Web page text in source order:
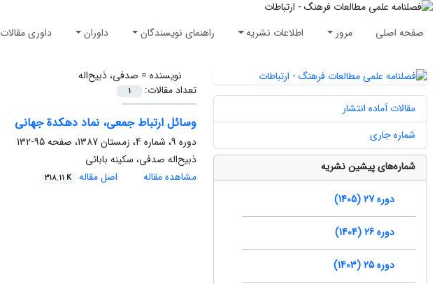
صفحه اصلی مرور اطلاعات نشریه راهنمای نویسندگان داوران داوری مقالات
نویسنده = صدفی، ذبیح‌اله
تعداد مقالات:
1
وسائل ارتباط جمعی، نماد دهکدة جهانی
دوره 9، شماره 4، زمستان 1387، صفحه
95-132
ذبیح‌اله صدفی، سکینه بابائی
مشاهده مقاله
اصل مقاله 318.11 K
مقالات آماده انتشار
شماره جاری
شماره‌های پیشین نشریه
دوره 27 (1405)
دوره 26 (1404)
دوره 25 (1403)